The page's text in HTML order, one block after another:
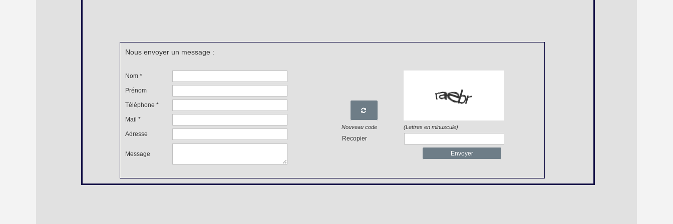
Nous envoyer un message :
Nom *
Prénom
Téléphone *
Mail *
Adresse
Message

Nouveau code (Lettres en minuscule)
Recopier
Envoyer